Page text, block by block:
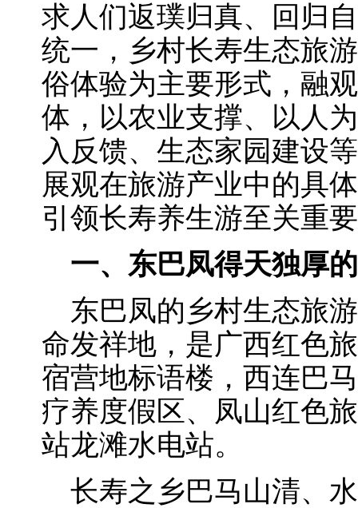
求人们返璞归真、回归
统一，乡村长寿生态旅
俗体验为主要形式，融
体，以农业支撑、以人
入反馈、生态家园建设
展观在旅游产业中的具
引领长寿养生游至关重
一、东巴凤得天独厚
东巴凤的乡村生态旅
命发祥地，是广西红色
宿营地标语楼，西连巴
疗养度假区、凤山红色
站龙滩水电站。
长寿之乡巴马山清、